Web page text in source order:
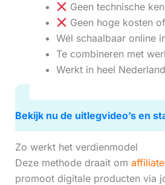
Geen technische
Geen hoge kosten
Wél schaalbaar online
Te combineren met
Werkt in heel
Bekijk nu de uitlegvideo’s en
Zo werkt het verdienmodel
Deze methode draait om
promoot digitale producten via